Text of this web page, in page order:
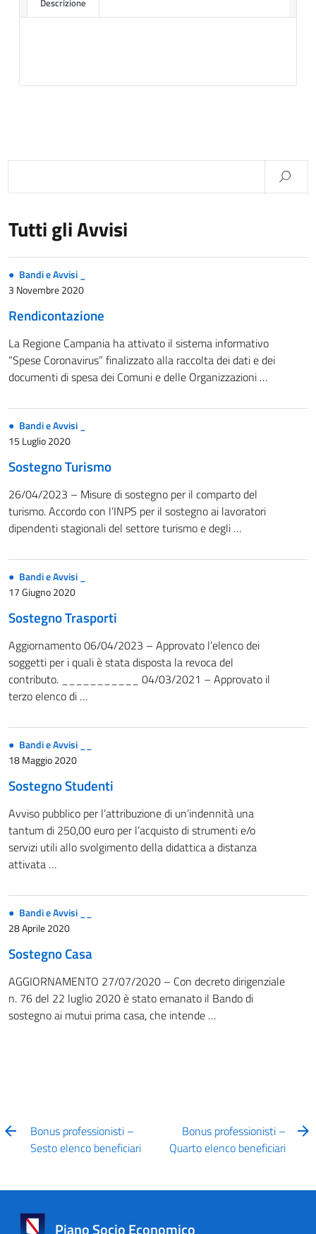
Descrizione
Tutti gli Avvisi
Bandi e Avvisi _
3 Novembre 2020
Rendicontazione
La Regione Campania ha attivato il sistema informativo
“Spese Coronavirus” finalizzato alla raccolta dei dati e dei
documenti di spesa dei Comuni e delle Organizzazioni …
Bandi e Avvisi _
15 Luglio 2020
Sostegno Turismo
26/04/2023 – Misure di sostegno per il comparto del
turismo. Accordo con l’INPS per il sostegno ai lavoratori
dipendenti stagionali del settore turismo e degli …
Bandi e Avvisi _
17 Giugno 2020
Sostegno Trasporti
Aggiornamento 06/04/2023 – Approvato l’elenco dei
soggetti per i quali è stata disposta la revoca del
contributo. ___________ 04/03/2021 – Approvato il
terzo elenco di …
Bandi e Avvisi __
18 Maggio 2020
Sostegno Studenti
Avviso pubblico per l’attribuzione di un’indennità una
tantum di 250,00 euro per l’acquisto di strumenti e/o
servizi utili allo svolgimento della didattica a distanza
attivata …
Bandi e Avvisi __
28 Aprile 2020
Sostegno Casa
AGGIORNAMENTO 27/07/2020 – Con decreto dirigenziale
n. 76 del 22 luglio 2020 è stato emanato il Bando di
sostegno ai mutui prima casa, che intende …
Bonus professionisti –
Sesto elenco beneficiari
Bonus professionisti –
Quarto elenco beneficiari
Piano Socio Economico